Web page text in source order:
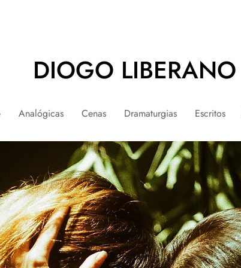
DIOGO LIBERANO
Analógicas Cenas Dramaturgias Escritos